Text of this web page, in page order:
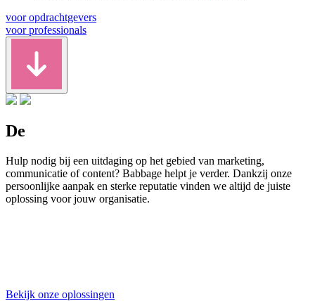
voor opdrachtgevers
voor professionals
De
Hulp nodig bij een uitdaging op het gebied van marketing,
communicatie of content? Babbage helpt je verder. Dankzij onze
persoonlijke aanpak en sterke reputatie vinden we altijd de juiste
oplossing voor jouw organisatie.
Bekijk onze oplossingen